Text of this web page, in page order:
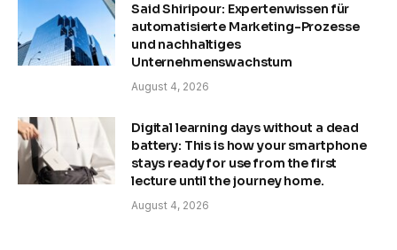
Said Shiripour: Expertenwissen für
automatisierte Marketing-Prozesse
und nachhaltiges
Unternehmenswachstum
August 4, 2026
Digital learning days without a dead
battery: This is how your smartphone
stays ready for use from the first
lecture until the journey home.
August 4, 2026